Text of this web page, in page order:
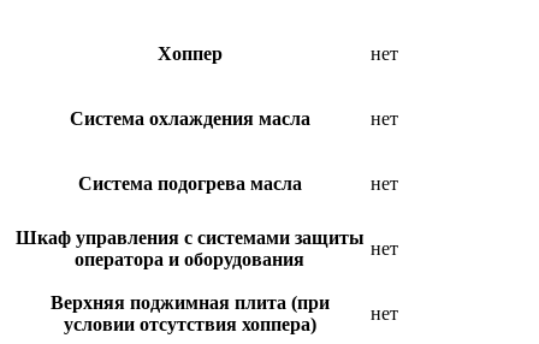
Хоппер нет
Система охлаждения масла нет
Система подогрева масла нет
Шкаф управления с системами защиты
оператора и оборудования
нет
Верхняя поджимная плита (при
условии отсутствия хоппера)
нет